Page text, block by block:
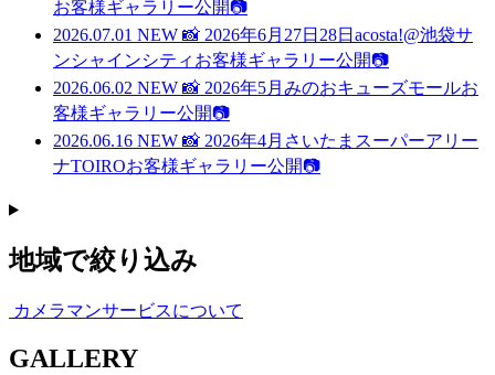
お客様ギャラリー公開📷
2026.07.01 NEW 📸 2026年6月27日28日acosta!@池袋サ
ンシャインシティお客様ギャラリー公開📷
2026.06.02 NEW 📸 2026年5月みのおキューズモールお
客様ギャラリー公開📷
2026.06.16 NEW 📸 2026年4月さいたまスーパーアリー
ナTOIROお客様ギャラリー公開📷
地域で絞り込み
カメラマンサービスについて
GALLERY